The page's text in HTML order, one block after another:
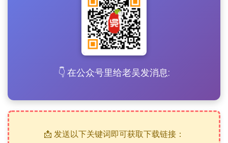
👇 在公众号里给老吴发消息:
📩 发送以下关键词即可获取下载链接：